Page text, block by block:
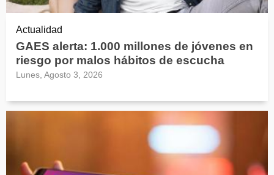
Actualidad
GAES alerta: 1.000 millones de jóvenes en
riesgo por malos hábitos de escucha
Lunes, Agosto 3, 2026